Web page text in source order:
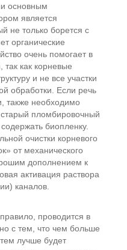
основным
является
не только борется с
органические
очень помогает в
так как корневые
и не все участки
обработки. Если речь
также необходимо
старый пломбировочный
биопленку.
очистки корневого
от механического
дополнением к
активация раствора
каналов.
проводится в
с тем, что чем больше
лучше будет